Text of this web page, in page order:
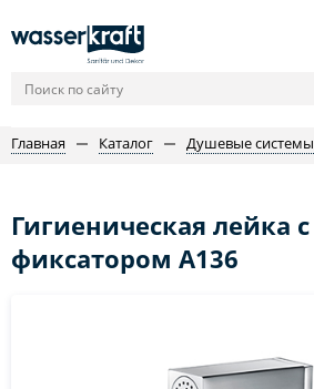
Главная Каталог Душевые системы
Гигиеническая лейка с
фиксатором A136